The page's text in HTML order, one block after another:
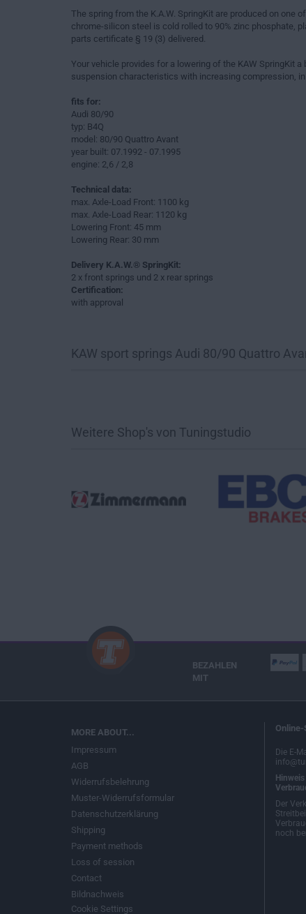
The spring from the K.A.W. SpringKit are produced on one
chrome-silicon steel is cold rolled to 90% zinc phosphate,
parts certificate § 19 (3) delivered.
Your vehicle provides for a lowering of the KAW SpringKit
suspension characteristics with increasing compression,
fits for:
Audi 80/90
typ: B4Q
model: 80/90 Quattro Avant
year built: 07.1992 - 07.1995
engine: 2,6 / 2,8
Technical data:
max. Axle-Load Front: 1100 kg
max. Axle-Load Rear: 1120 kg
Lowering Front: 45 mm
Lowering Rear: 30 mm
Delivery K.A.W.® SpringKit:
2 x front springs und 2 x rear springs
Certification:
with approval
KAW sport springs Audi 80/90 Quattro
Weitere Shop's von Tuningstudio
BEZAHLEN
MIT
MORE ABOUT...
Impressum
AGB
Widerrufsbelehrung
Muster-Widerrufsformular
Datenschutzerklärung
Shipping
Payment methods
Loss of session
Contact
Bildnachweis
Cookie Settings
Die E-
Der
noch